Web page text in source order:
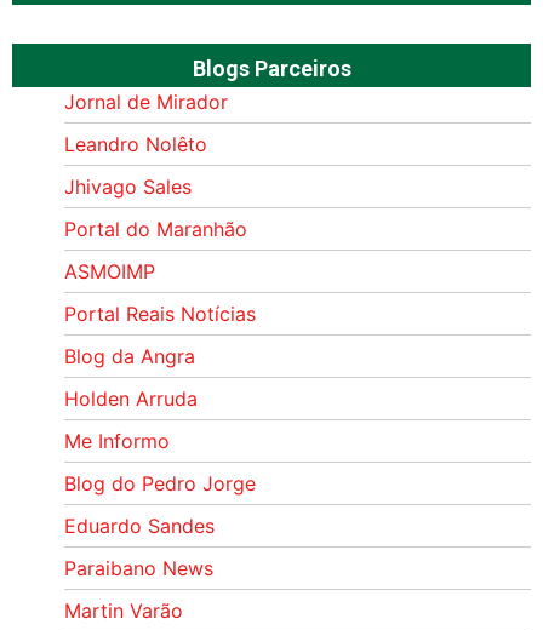
Blogs Parceiros
Jornal de Mirador
Leandro Nolêto
Jhivago Sales
Portal do Maranhão
ASMOIMP
Portal Reais Notí­cias
Blog da Angra
Holden Arruda
Me Informo
Blog do Pedro Jorge
Eduardo Sandes
Paraibano News
Martin Varão